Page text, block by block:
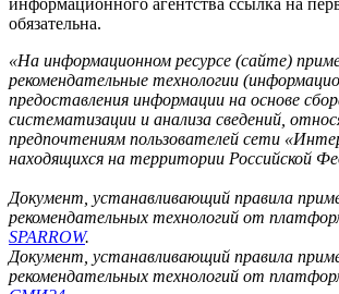
обязательна.
«На информационном ресурсе (сайте)
рекомендательные технологии
предоставления информации на основе
систематизации и анализа сведений,
предпочтениям пользователей сети
находящихся на территории Российской
Документ, устанавливающий правила
рекомендательных технологий от
SPARROW.
Документ, устанавливающий правила
рекомендательных технологий от